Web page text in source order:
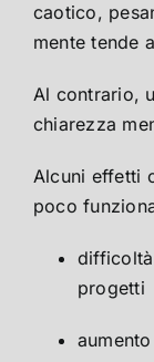
caotico,
mente tende
Al contrario,
chiarezza
Alcuni effetti
poco
progetti